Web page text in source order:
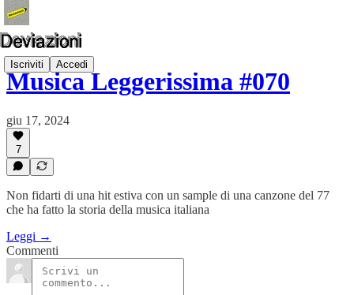
Iscriviti Accedi
Musica Leggerissima #070
giu 17, 2024
7
Non fidarti di una hit estiva con un sample di una canzone del 77
che ha fatto la storia della musica italiana
Leggi →
Commenti